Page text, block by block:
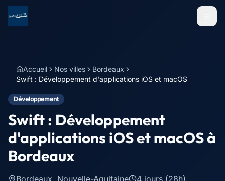
Menu
Accueil Nos villes
Bordeaux
Swift : Développement d'applications iOS et macOS
Développement
Swift : Développement
d'applications iOS et macOSà
Bordeaux
Bordeaux, Nouvelle-Aquitaine 4 jours (28h)